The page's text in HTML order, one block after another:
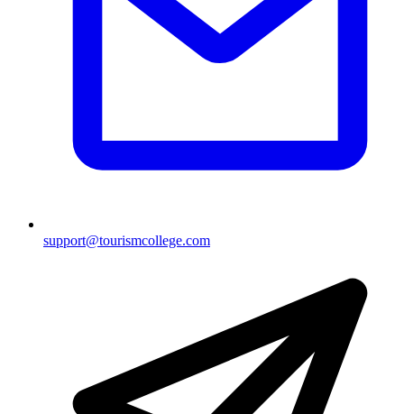
support@tourismcollege.com